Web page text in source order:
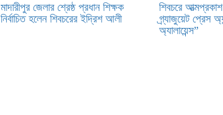
মাদারীপুর জেলার শ্রেষ্ঠ প্রধান শিক্ষক
নির্বাচিত হলেন শিবচরের ইদ্রিশ আলী
শিবচরে
গ্র্যাজুয়েট প্রেস
অ্যালায়েন্স”